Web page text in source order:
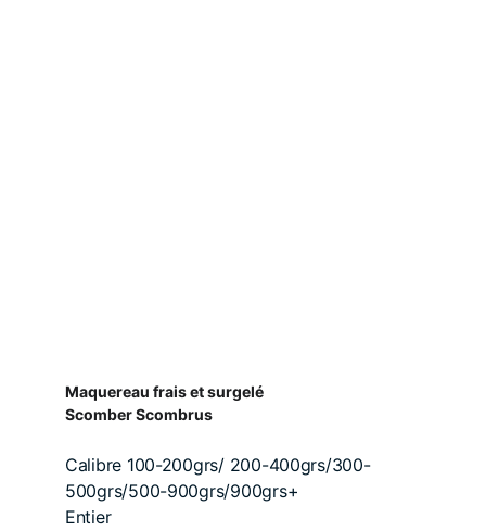
Maquereau frais et surgelé
Scomber Scombrus
Calibre 100-200grs/ 200-400grs/300-
500grs/500-900grs/900grs+
Entier